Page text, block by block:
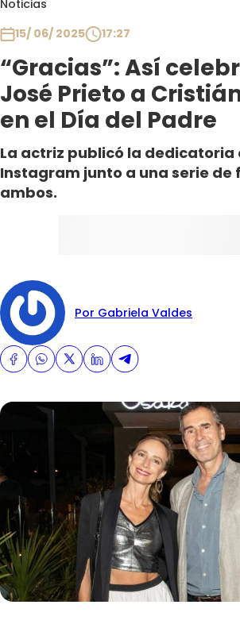
Noticias
15/ 06/ 2025
17:27
“Gracias”: Así
José Prieto a
en el Día del Padre
La actriz publicó la dedicatoria
Instagram junto a una serie de
ambos.
Por Gabriela Valdes
Club De La Comedia
Contigo en Directo
Plan Perfecto
El Tiempo
Sabingo
Todos Los Programas